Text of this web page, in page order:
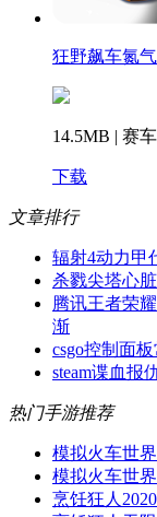
狂野飙车氮
14.5MB | 赛
下载
文章排行
辐射4动力甲
杀戮尖塔心
腾讯王者荣
渐
csgo控制面
steam谍血报
热门手游推荐
模拟火车世
模拟火车世
烹饪狂人